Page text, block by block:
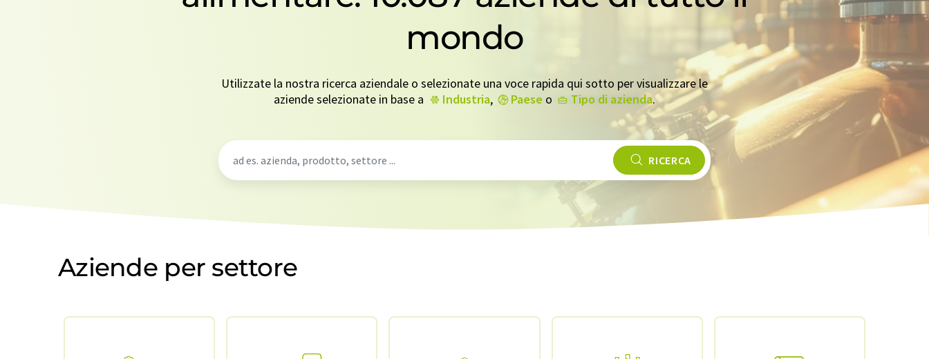
mondo
Utilizzate la nostra ricerca aziendale o selezionate una voce rapida qui sotto per visualizzare le
aziende selezionate in base a
Industria, Paese o Tipo di azienda.
RICERCA
Aziende per settore